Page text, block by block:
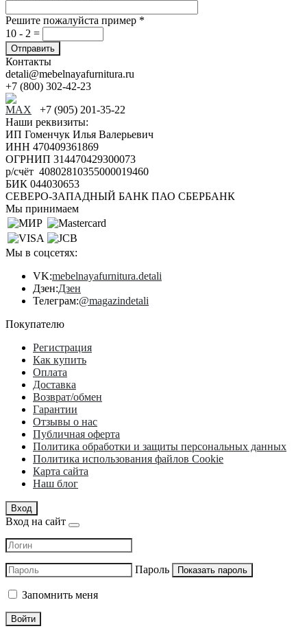
Решите пожалуйста пример *
10 - 2 =
Контакты
detali@mebelnayafurnitura.ru
+7 (800) 302-42-23
+7 (905) 201-35-22
Наши реквизиты:
ИП Гоменчук Илья Валерьевич
ИНН 470409361869
ОГРНИП 314470429300073
р/счёт 40802810355000019460
БИК 044030653
СЕВЕРО-ЗАПАДНЫЙ БАНК ПАО СБЕРБАНК
Мы принимаем
Мы в соцсетях:
VK:mebelnayafurnitura.detali
Дзен:Дзен
Телеграм:@magazindetali
Покупателю
Регистрация
Как купить
Оплата
Доставка
Возврат/обмен
Гарантии
Отзывы о нас
Публичная оферта
Политика обработки и защиты персональных данных
Политика использования файлов Cookie
Карта сайта
Наш блог
Вход
Вход на сайт
Пароль Показать пароль
Запомнить меня
Войти